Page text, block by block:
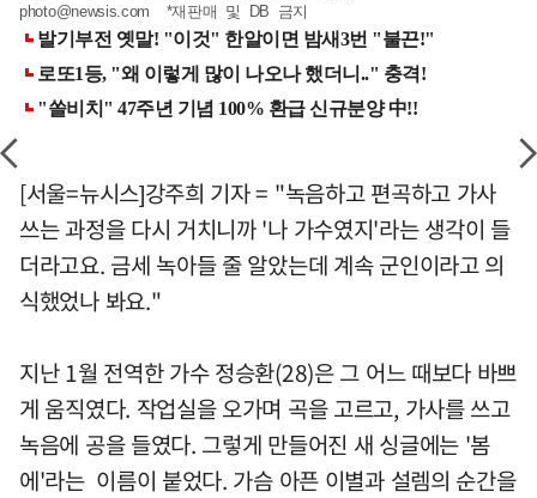
photo@newsis.com *재판매 및 DB 금지
[서울=뉴시스]강주희 기자 = "녹음하고 편곡하고 가사
쓰는 과정을 다시 거치니까 '나 가수였지'라는 생각이 들
더라고요. 금세 녹아들 줄 알았는데 계속 군인이라고 의
식했었나 봐요."
지난 1월 전역한 가수 정승환(28)은 그 어느 때보다 바쁘
게 움직였다. 작업실을 오가며 곡을 고르고, 가사를 쓰고
녹음에 공을 들였다. 그렇게 만들어진 새 싱글에는 '봄
에'라는 이름이 붙었다. 가슴 아픈 이별과 설렘의 순간을